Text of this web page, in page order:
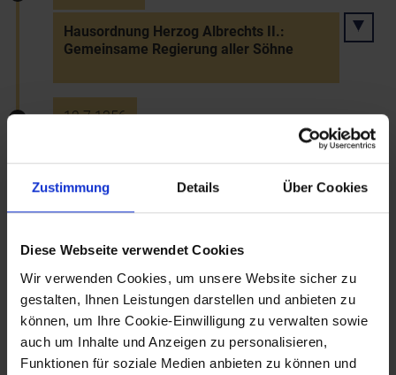
Zustimmung Details Über Cookies
Diese Webseite verwendet Cookies
Wir verwenden Cookies, um unsere Website sicher zu
gestalten, Ihnen Leistungen darstellen und anbieten zu
können, um Ihre Cookie-Einwilligung zu verwalten sowie
auch um Inhalte und Anzeigen zu personalisieren,
Funktionen für soziale Medien anbieten zu können und
Hausordnung Herzog Albrechts II.:
Gemeinsame Regierung aller Söhne
12.7.1356
Herzog Albrecht II.
20.7.1358
Tod Herzog Albrechts II. in Wien -
Nachfolger wird sein Sohn Rudolf IV.